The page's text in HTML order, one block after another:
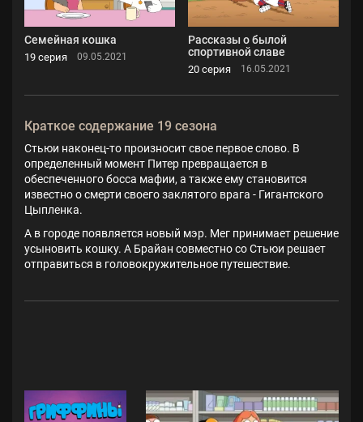
Семейная кошка
19 серия 09.05.2021
Рассказы о былой
спортивной славе
20 серия 16.05.2021
Краткое содержание 19 сезона
Стьюи наконец-то произносит свое первое слово. В
определенный момент Питер превращается в
обеспеченного босса мафии, а также ему становится
известно о смерти своего заклятого врага - Гигантского
Цыпленка.
А в городе появляется новый мэр. Мег принимает решение
усыновить кошку. А Брайан совместно со Стьюи решает
отправиться в головокружительное путешествие.